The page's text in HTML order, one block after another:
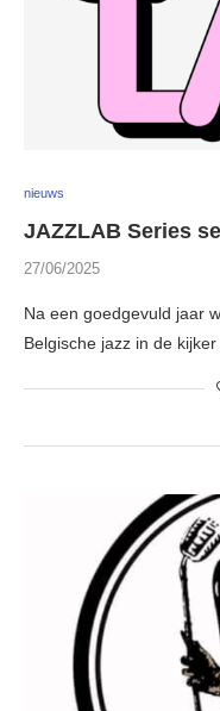
nieuws
JAZZLAB Series
27/06/2025
Na een goedgevuld jaar
Belgische jazz in de